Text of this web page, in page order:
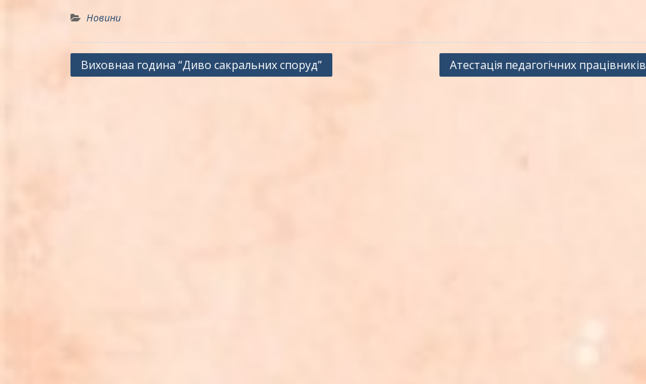
Новини
Навігація
Виховнаа година “Диво сакральних споруд” Атестація педагогічних працівників